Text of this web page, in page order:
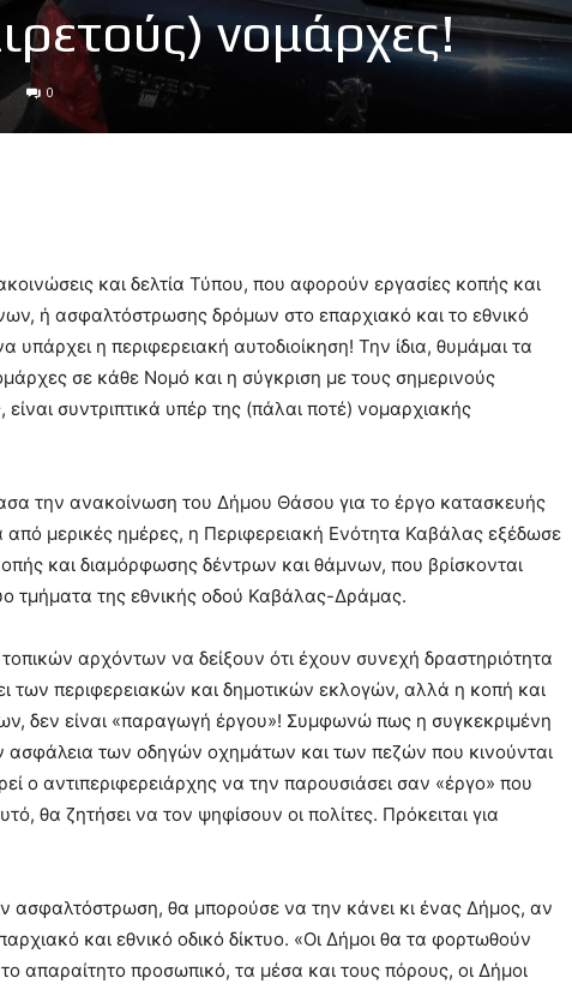
νομάρχες!
0
και δελτία Τύπου, που αφορούν εργασίες κοπής και
ή ασφαλτόστρωσης δρόμων στο επαρχιακό και το εθνικό
υπάρχει η περιφερειακή αυτοδιοίκηση! Την ίδια, θυμάμαι τα
σε κάθε Νομό και η σύγκριση με τους σημερινούς
είναι συντριπτικά υπέρ της (πάλαι ποτέ) νομαρχιακής
την ανακοίνωση του Δήμου Θάσου για το έργο κατασκευής
μερικές ημέρες, η Περιφερειακή Ενότητα Καβάλας εξέδωσε
και διαμόρφωσης δέντρων και θάμνων, που βρίσκονται
τμήματα της εθνικής οδού Καβάλας-Δράμας.
αρχόντων να δείξουν ότι έχουν συνεχή δραστηριότητα
των περιφερειακών και δημοτικών εκλογών, αλλά η κοπή και
δεν είναι «παραγωγή έργου»! Συμφωνώ πως η συγκεκριμένη
ασφάλεια των οδηγών οχημάτων και των πεζών που κινούνται
ο αντιπεριφερειάρχης να την παρουσιάσει σαν «έργο» που
θα ζητήσει να τον ψηφίσουν οι πολίτες. Πρόκειται για
ασφαλτόστρωση, θα μπορούσε να την κάνει κι ένας Δήμος, αν
και εθνικό οδικό δίκτυο. «Οι Δήμοι θα τα φορτωθούν
απαραίτητο προσωπικό, τα μέσα και τους πόρους, οι Δήμοι